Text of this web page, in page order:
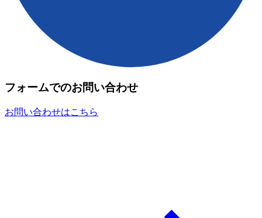
フォームでのお問い合わせ
お問い合わせはこちら